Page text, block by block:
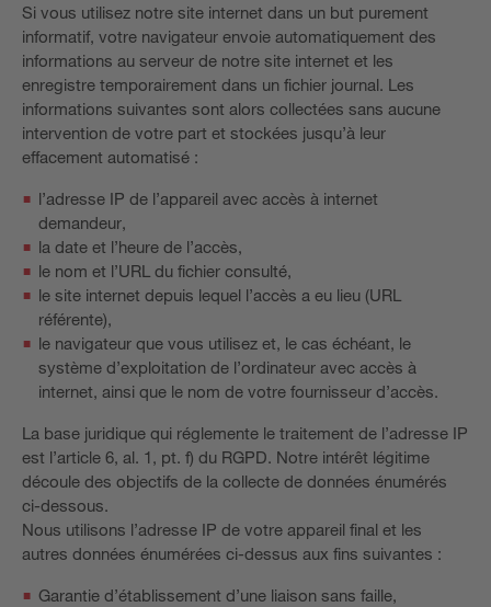
Si vous utilisez notre site internet dans un but purement
informatif, votre navigateur envoie automatiquement des
informations au serveur de notre site internet et les
enregistre temporairement dans un fichier journal. Les
informations suivantes sont alors collectées sans aucune
intervention de votre part et stockées jusqu’à leur
effacement automatisé :
l’adresse IP de l’appareil avec accès à internet
demandeur,
la date et l’heure de l’accès,
le nom et l’URL du fichier consulté,
le site internet depuis lequel l’accès a eu lieu (URL
référente),
le navigateur que vous utilisez et, le cas échéant, le
système d’exploitation de l’ordinateur avec accès à
internet, ainsi que le nom de votre fournisseur d’accès.
La base juridique qui réglemente le traitement de l’adresse IP
est l’article 6, al. 1, pt. f) du RGPD. Notre intérêt légitime
découle des objectifs de la collecte de données énumérés
ci-dessous.
Nous utilisons l’adresse IP de votre appareil final et les
autres données énumérées ci-dessus aux fins suivantes :
Garantie d’établissement d’une liaison sans faille,